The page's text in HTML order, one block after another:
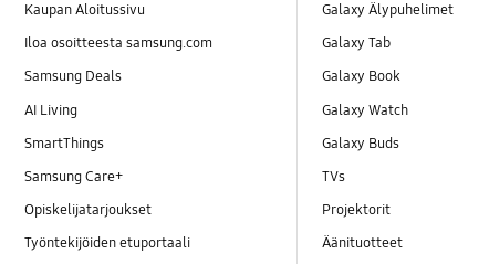
Luukku
Melu ja tärinä
Puhdistaminen
Kaupan Aloitussivu
Iloa osoitteesta samsung.com
Samsung Deals
AI Living
SmartThings
Samsung Care+
Opiskelijatarjoukset
Työntekijöiden etuportaali
Galaxy Älypuhelimet
Galaxy Tab
Galaxy Book
Galaxy Watch
Galaxy Buds
TVs
Projektorit
Äänituotteet